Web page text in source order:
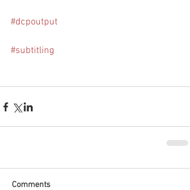
#dcpoutput
#subtitling
Comments